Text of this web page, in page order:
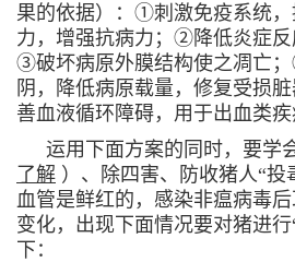
果的依据）：①刺激免疫系统
力，增强抗病力；②降低炎症反
③破坏病原外膜结构使之凋亡
阴，降低病原载量，修复受损
善血液循环障碍，用于出血类疾
运用下面方案的同时，要学
了解 ）、除四害、防收猪人“投
血管是鲜红的，感染非瘟病毒
变化，出现下面情况要对猪进
下：